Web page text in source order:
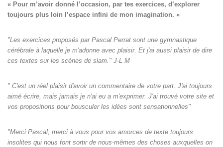
« Pour m’avoir donné l’occasion, par tes exercices, d’explorer
toujours plus loin l’espace infini de mon imagination. »
"Les exercices proposés par Pascal Perrat sont une gymnastique
cérébrale à laquelle je m'adonne avec plaisir. Et j'ai aussi plaisir de dire
ces textes sur les scènes de slam." J-L M
" C'est un réel plaisir d'avoir un commentaire de votre part. J'ai toujours
aimé écrire, mais jamais je n'ai eu a m'exprimer. J'ai trouvé votre site et
vos propositions pour bousculer les idées sont sensationnelles"
"Merci Pascal, merci à vous pour vos amorces de texte toujours
insolites qui nous font sortir de nous-mêmes des choses auxquelles on